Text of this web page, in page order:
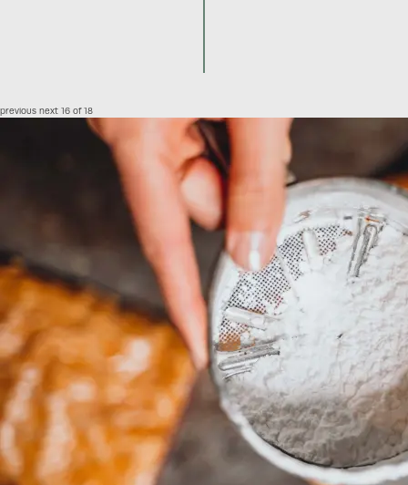
previous next 16 of 18